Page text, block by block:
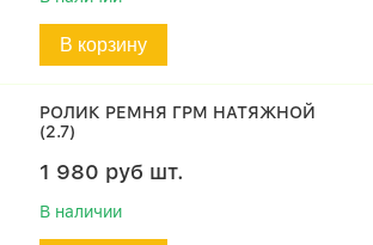
В корзину
РОЛИК РЕМНЯ ГРМ НАТЯЖНОЙ
(2.7)
1 980 руб шт.
В наличии